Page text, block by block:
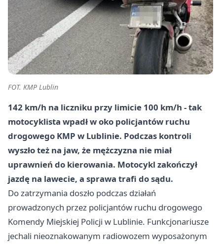
FOT. KMP Lublin
142 km/h na liczniku przy limicie 100 km/h - tak
motocyklista wpadł w oko policjantów ruchu
drogowego KMP w Lublinie. Podczas kontroli
wyszło też na jaw, że mężczyzna nie miał
uprawnień do kierowania. Motocykl zakończył
jazdę na lawecie, a sprawa trafi do sądu.
Do zatrzymania doszło podczas działań
prowadzonych przez policjantów ruchu drogowego
Komendy Miejskiej Policji w Lublinie. Funkcjonariusze
jechali nieoznakowanym radiowozem wyposażonym